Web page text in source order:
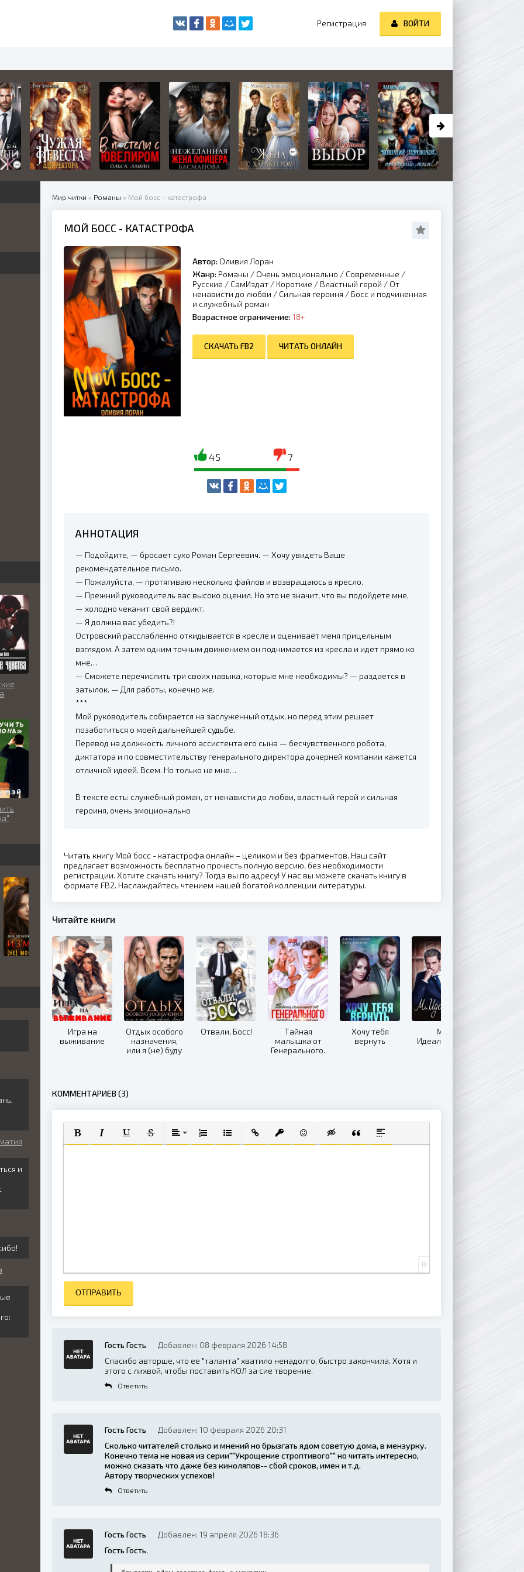
Мир читки » Романы » Мой босс - катастрофа
МОЙ БОСС - КАТАСТРОФА
Автор: Оливия Лоран
Жанр: Романы / Очень эмоционально / Современные /
Русские / СамИздат / Короткие / Властный герой / От
ненависти до любви / Сильная героиня / Босс и подчиненная
и служебный роман
Возрастное ограничение: 18+
СКАЧАТЬ FB2 ЧИТАТЬ ОНЛАЙН
45 7
АННОТАЦИЯ
— Подойдите, — бросает сухо Роман Сергеевич. — Хочу увидеть Ваше
рекомендательное письмо.
— Пожалуйста, — протягиваю несколько файлов и возвращаюсь в кресло.
— Прежний руководитель вас высоко оценил. Но это не значит, что вы подойдете мне,
— холодно чеканит свой вердикт.
— Я должна вас убедить?!
Островский расслабленно откидывается в кресле и оценивает меня прицельным
взглядом. А затем одним точным движением он поднимается из кресла и идет прямо ко
мне…
— Сможете перечислить три своих навыка, которые мне необходимы? — раздается в
затылок. — Для работы, конечно же.
***
Мой руководитель собирается на заслуженный отдых, но перед этим решает
позаботиться о моей дальнейшей судьбе.
Перевод на должность личного ассистента его сына — бесчувственного робота,
диктатора и по совместительству генерального директора дочерней компании кажется
отличной идеей. Всем. Но только не мне…
В тексте есть: служебный роман, от ненависти до любви, властный герой и сильная
героиня, очень эмоционально
Читать книгу Мой босс - катастрофа онлайн – целиком и без фрагментов. Наш сайт
предлагает возможность бесплатно прочесть полную версию, без необходимости
регистрации. Хотите скачать книгу? Тогда вы по адресу! У нас вы можете скачать книгу в
формате FB2. Наслаждайтесь чтением нашей богатой коллекции литературы.
Читайте книги
Игра на
выживание
Отдых особого
назначения,
или я (не) буду
Отвали, Босс!
Тайная
малышка от
Генерального.
Хочу тебя
вернуть
Mr.
Идеальность
КОММЕНТАРИЕВ (3)
ПОЛУЖИРНЫЙ
КУРСИВПОДЧЕРКНУТЫЙ
ЗАЧЕРКНУТЫЙВЫРАВНИВАНИЕ
НУМЕРОВАННЫЙ СПИСОК
МАРКИРОВАННЫЙ СПИСОК
ВСТАВИТЬ ССЫЛКУ
ВСТАВИТЬ ЗАЩИЩЕННУЮ ССЫЛКУ
ВСТАВИТЬ СМАЙЛИК
ВСТАВКА СКРЫТОГО ТЕКСТА
ВСТАВКА ЦИТАТЫ
ВСТАВКА СПОЙЛЕРА
0
ОТПРАВИТЬ
Гость Гость
Добавлен: 08 февраля 2026 14:58
Спасибо авторше, что ее "таланта" хватило ненадолго, быстро закончила. Хотя и
этого с лихвой, чтобы поставить КОЛ за сие творение.
Ответить
Гость Гость
Добавлен: 10 февраля 2026 20:31
Сколько читателей столько и мнений но брызгать ядом советую дома, в мензурку.
Конечно тема не новая из серии""Укрощение строптивого"" но читать интересно,
можно сказать что даже без киноляпов-- сбой сроков, имен и т.д.
Автору творческих успехов!
Ответить
Гость Гость
Добавлен: 19 апреля 2026 18:36
Гость Гость,
и
Регистрация ВОЙТИ